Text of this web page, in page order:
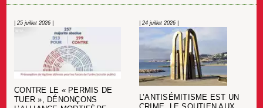
| 25 juillet 2026 |
CONTRE LE « PERMIS DE
TUER », DÉNONÇONS
| 24 juillet 2026 |
L’ANTISÉMITISME EST UN